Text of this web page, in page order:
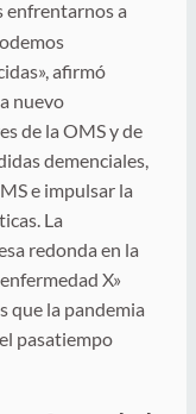
enfrentarnos a
afirmó
nuevo
de la OMS y de
demenciales,
e impulsar la
La
redonda en la
X»
que la pandemia
pasatiempo